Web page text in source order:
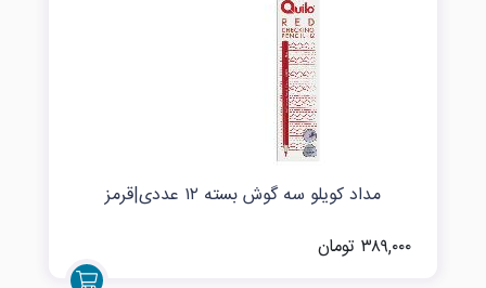
مداد کویلو سه گوش بسته ۱۲ عددی|قرمز
۳۸۹,۰۰۰ تومان